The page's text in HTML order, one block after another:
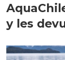
y les